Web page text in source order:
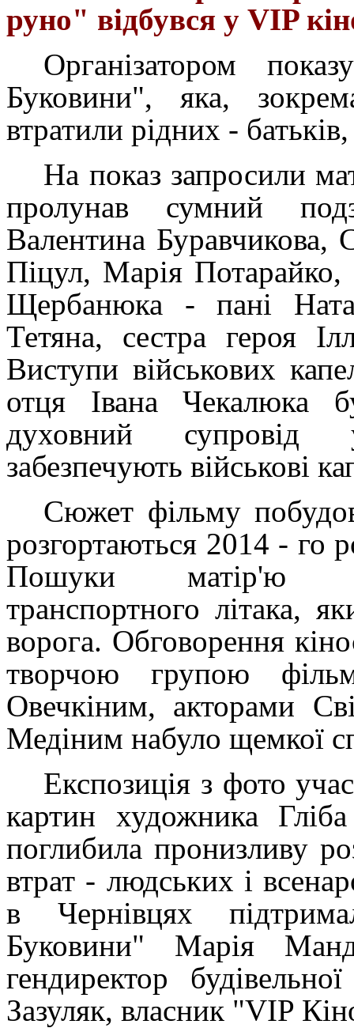
руно" відбувся у VIP
Організатором
Буковини", яка,
втратили рідних -
На показ запросили
пролунав сумний
Валентина Буравчикова,
Піцул, Марія
Щербанюка - пані
Тетяна, сестра героя
Виступи військових
отця Івана Чекалюка
духовний супровід
забезпечують військові
Сюжет фільму
розгортаються 2014 - го
Пошуки матір'ю
транспортного літака,
ворога. Обговорення
творчою групою
Овечкіним, акторами
Медіним набуло щемкої
Експозиція з фото
картин художника
поглибила пронизливу
втрат - людських і
в Чернівцях
Буковини" Марія
гендиректор
Зазуляк, власник "VIP